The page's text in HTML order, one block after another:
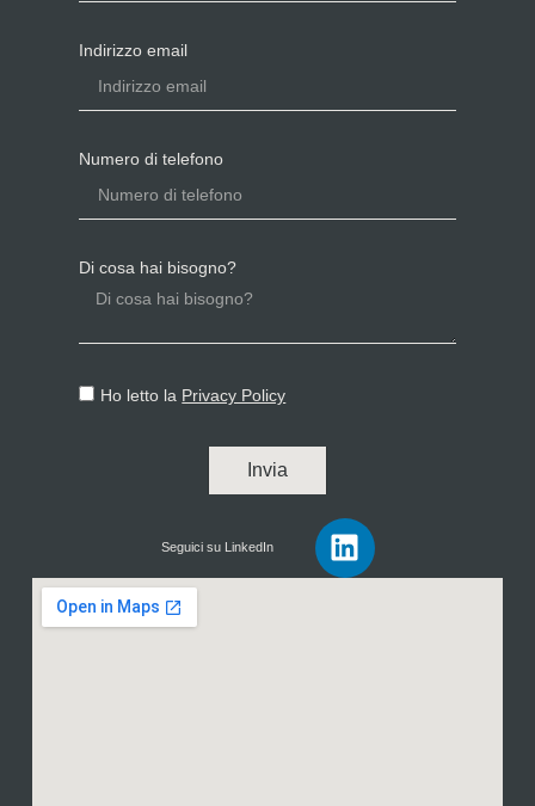
Indirizzo email
Numero di telefono
Di cosa hai bisogno?
Ho letto la Privacy Policy
Invia
Seguici su LinkedIn